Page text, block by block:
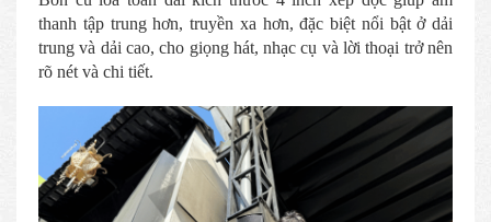
thanh tập trung hơn, truyền xa hơn, đặc biệt nổi bật ở dải
trung và dải cao, cho giọng hát, nhạc cụ và lời thoại trở nên
rõ nét và chi tiết.